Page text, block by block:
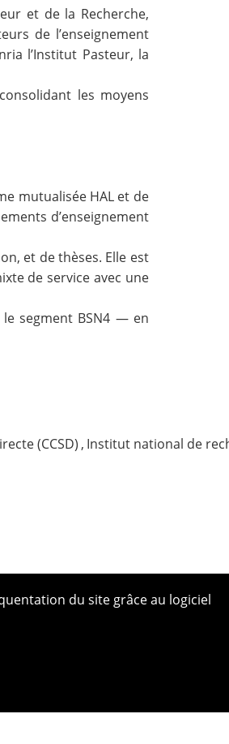
et de la Recherche,
de l’enseignement
l’Institut Pasteur, la
les moyens
mutualisée HAL et de
d’enseignement
et de thèses. Elle est
de service avec une
segment BSN4 — en
(CCSD) , Institut national de
du site grâce au logiciel